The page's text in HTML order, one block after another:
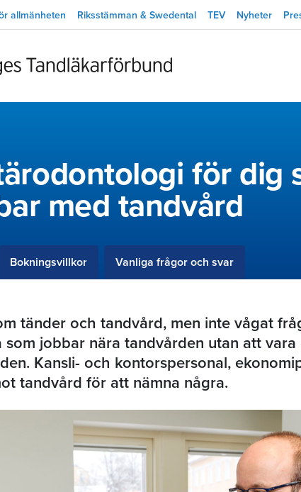
allmänheten Riksstämman & Swedental TEV Nyheter
för dig
med tandvård
Bokningsvillkor Vanliga frågor och svar
tänder och tandvård, men inte vågat
som jobbar nära tandvården utan att
Kansli- och kontorspersonal,
tandvård för att nämna några.